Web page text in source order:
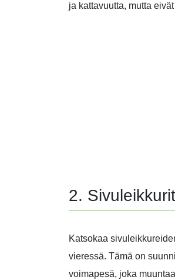
ja kattavuutta, mutta
2.
Katsokaa
vieressä. Tämä on
voimapesä, joka